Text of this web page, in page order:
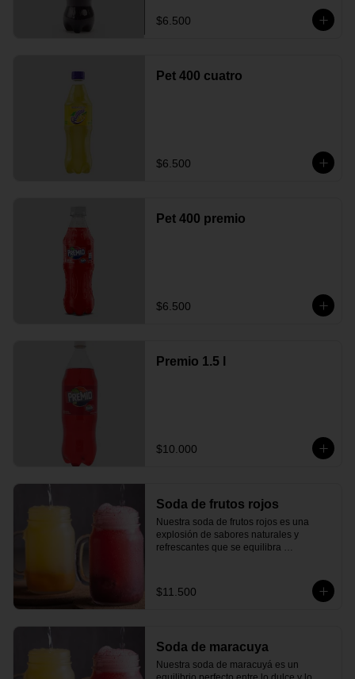
$6.500
Pet 400 cuatro
$6.500
Pet 400 premio
$6.500
Premio 1.5 l
$10.000
Soda de frutos rojos
Nuestra soda de frutos rojos es una
explosión de sabores naturales y
refrescantes que se equilibra
una sensación de frescura y
satisfacción, ideal para acompañar
$11.500
Soda de maracuya
Nuestra soda de maracuyá es un